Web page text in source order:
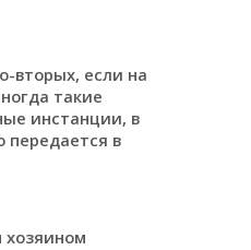
вторых, если на
такие
инстанции, в
передается в
хозяином